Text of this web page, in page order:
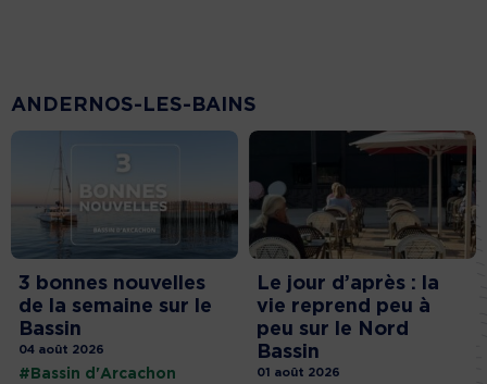
ANDERNOS-LES-BAINS
3 bonnes nouvelles
de la semaine sur le
Bassin
04 août 2026
#Bassin d'Arcachon
Le jour d’après : la
vie reprend peu à
peu sur le Nord
Bassin
01 août 2026